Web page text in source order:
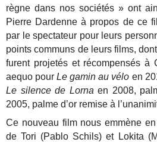
règne dans nos sociétés » ont
Pierre Dardenne à propos de ce
par le spectateur pour leurs
points communs de leurs films,
furent projetés et récompensés à
aequo pourLe gamin au vélo en
Le silence de Lorna en 2008,
2005, palme d’or remise à
Ce nouveau film nous emmène
de Tori (Pablo Schils) et Lokita